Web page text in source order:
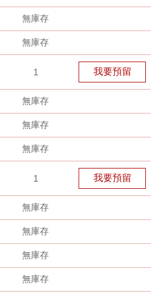
無庫存
無庫存
1 我要預留
無庫存
無庫存
無庫存
1 我要預留
無庫存
無庫存
無庫存
無庫存